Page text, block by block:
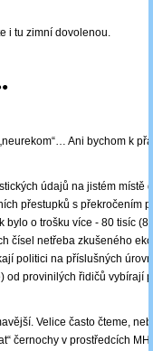
i tu zimní dovolenou.
Ani bychom k
údajů na jistém místě
přestupků s překročením
o trošku více - 80 tisíc
čísel netřeba zkušeného
politici na příslušných
od provinilých řidičů vybírají
Velice často čteme,
černochy v prostředcích